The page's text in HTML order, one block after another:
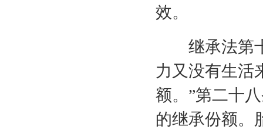
效。
继承法第十
力又没有生活
额。”第二十
的继承份额。